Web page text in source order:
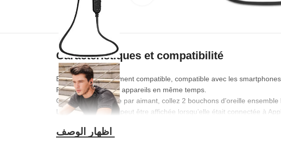
Caractéristiques et compatibilité
Bluetooth 4.0 hautement compatible, compatible avec les
Pouvoir connecter 2 appareils en même temps.
Conception attachée par aimant, collez 2 bouchons d’oreille
L’énergie de vidage peut être affichée lorsqu’elle était connectée à
Pratique pour répondre à un appel lors de la prise d’exercices ou